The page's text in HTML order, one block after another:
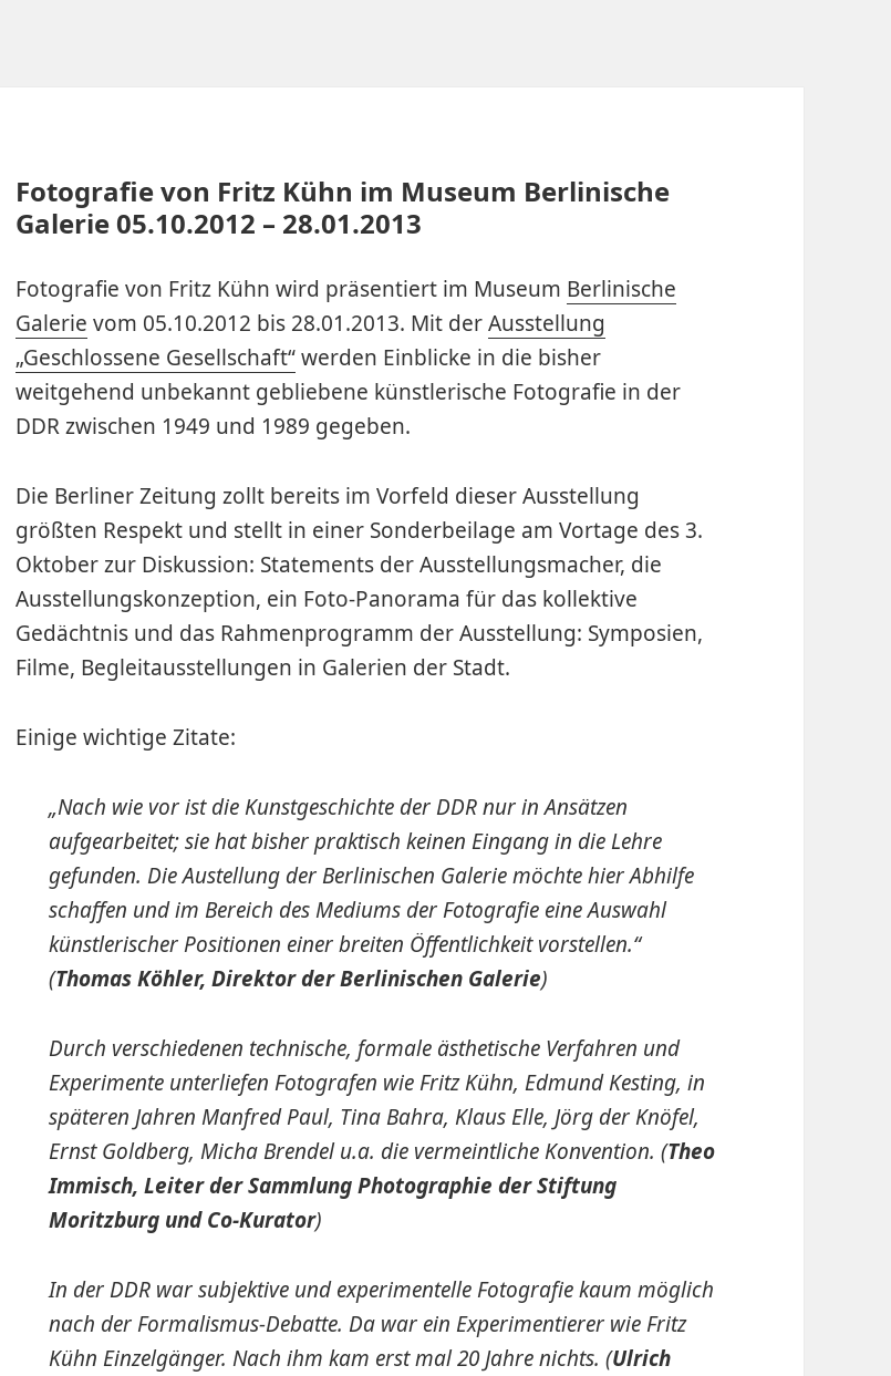
Fotografie von Fritz Kühn im Museum Berlinische
Galerie 05.10.2012 – 28.01.2013
Fotografie von Fritz Kühn wird präsentiert im Museum Berlinische
Galerie vom 05.10.2012 bis 28.01.2013. Mit derAusstellung
„Geschlossene Gesellschaft“werden Einblicke in die bisher
weitgehend unbekannt gebliebene künstlerische Fotografie in der
DDR zwischen 1949 und 1989 gegeben.
Die Berliner Zeitung zollt bereits im Vorfeld dieser Ausstellung
größten Respekt und stellt in einer Sonderbeilage am Vortage des 3.
Oktober zur Diskussion: Statements der Ausstellungsmacher, die
Ausstellungskonzeption, ein Foto-Panorama für das kollektive
Gedächtnis und das Rahmenprogramm der Ausstellung: Symposien,
Filme, Begleitausstellungen in Galerien der Stadt.
Einige wichtige Zitate:
„Nach wie vor ist die Kunstgeschichte der DDR nur in Ansätzen
aufgearbeitet; sie hat bisher praktisch keinen Eingang in die Lehre
gefunden. Die Austellung der Berlinischen Galerie möchte hier Abhilfe
schaffen und im Bereich des Mediums der Fotografie eine Auswahl
künstlerischer Positionen einer breiten Öffentlichkeit vorstellen.“
(Thomas Köhler, Direktor der Berlinischen Galerie)
Durch verschiedenen technische, formale ästhetische Verfahren und
Experimente unterliefen Fotografen wie Fritz Kühn, Edmund Kesting, in
späteren Jahren Manfred Paul, Tina Bahra, Klaus Elle, Jörg der Knöfel,
Ernst Goldberg, Micha Brendel u.a. die vermeintliche Konvention. (Theo
Immisch, Leiter der Sammlung Photographie der Stiftung
Moritzburg und Co-Kurator)
In der DDR war subjektive und experimentelle Fotografie kaum möglich
nach der Formalismus-Debatte. Da war ein Experimentierer wie Fritz
Kühn Einzelgänger. Nach ihm kam erst mal 20 Jahre nichts. (Ulrich